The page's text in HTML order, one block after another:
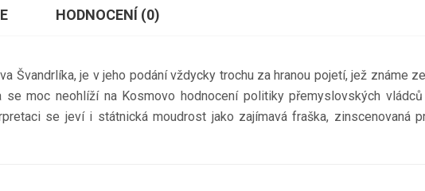
HODNOCENÍ (0)
Švandrlíka, je v jeho podání vždycky trochu za hranou pojetí, jež známe
moc neohlíží na Kosmovo hodnocení politiky přemyslovských
se jeví i státnická moudrost jako zajímavá fraška, zinscenovaná